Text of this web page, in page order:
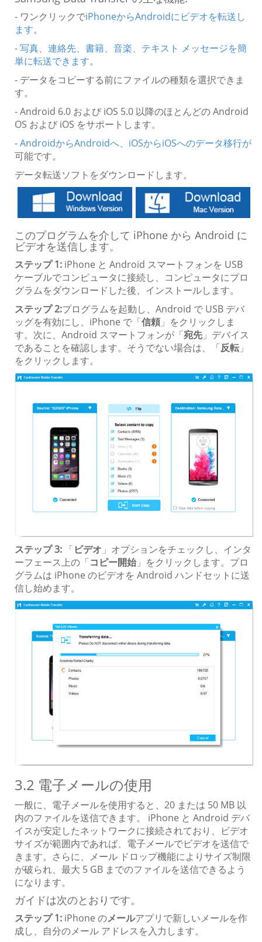
- ワンクリックでiPhoneからAndroidにビデオを転送し
ます。
-写真、連絡先、書籍、音楽、テキスト メッセージを簡
単に転送できます。
- データをコピーする前にファイルの種類を選択できま
す。
- Android 6.0 および iOS 5.0 以降のほとんどの Android
OS および iOS をサポートします。
-AndroidからAndroidへ、iOSからiOSへのデータ移行が
可能です。
データ転送ソフトをダウンロードします。
このプログラムを介して iPhone から Android に
ビデオを送信します。
ステップ 1: iPhone と Android スマートフォンを USB
ケーブルでコンピュータに接続し、コンピュータにプロ
グラムをダウンロードした後、インストールします。
ステップ 2:プログラムを起動し、Android で USB デバ
ッグを有効にし、iPhone で「信頼 」をクリックしま
す。次に、Android スマートフォンが「宛先」デバイス
であることを確認します。そうでない場合は、「反転」
をクリックします。
ステップ 3: 「ビデオ 」オプションをチェックし、インタ
ーフェース上の「コピー開始 」をクリックします。プロ
グラムは iPhone のビデオを Android ハンドセットに送
信し始めます。
3.2 電子メールの使用
一般に、電子メールを使用すると、20 または 50 MB 以
内のファイルを送信できます。 iPhone と Android デバ
イスが安定したネットワークに接続されており、ビデオ
サイズが範囲内であれば、電子メールでビデオを送信で
きます。さらに、メール ドロップ機能によりサイズ制限
が破られ、最大 5 GB までのファイルを送信できるよう
になります。
ガイドは次のとおりです。
ステップ 1: iPhone のメールアプリで新しいメールを作
成し、自分のメール アドレスを入力します。